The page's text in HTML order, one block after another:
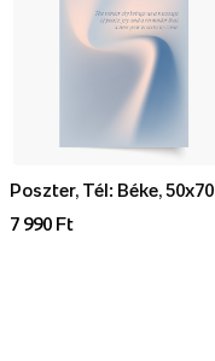
Poszter, Tél: Béke, 50x70
7 990 Ft